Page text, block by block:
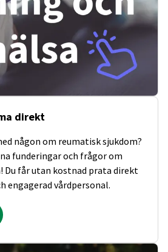
direkt
någon om reumatisk sjukdom?
funderingar och frågor om
Du får utan kostnad prata direkt
engagerad vårdpersonal.